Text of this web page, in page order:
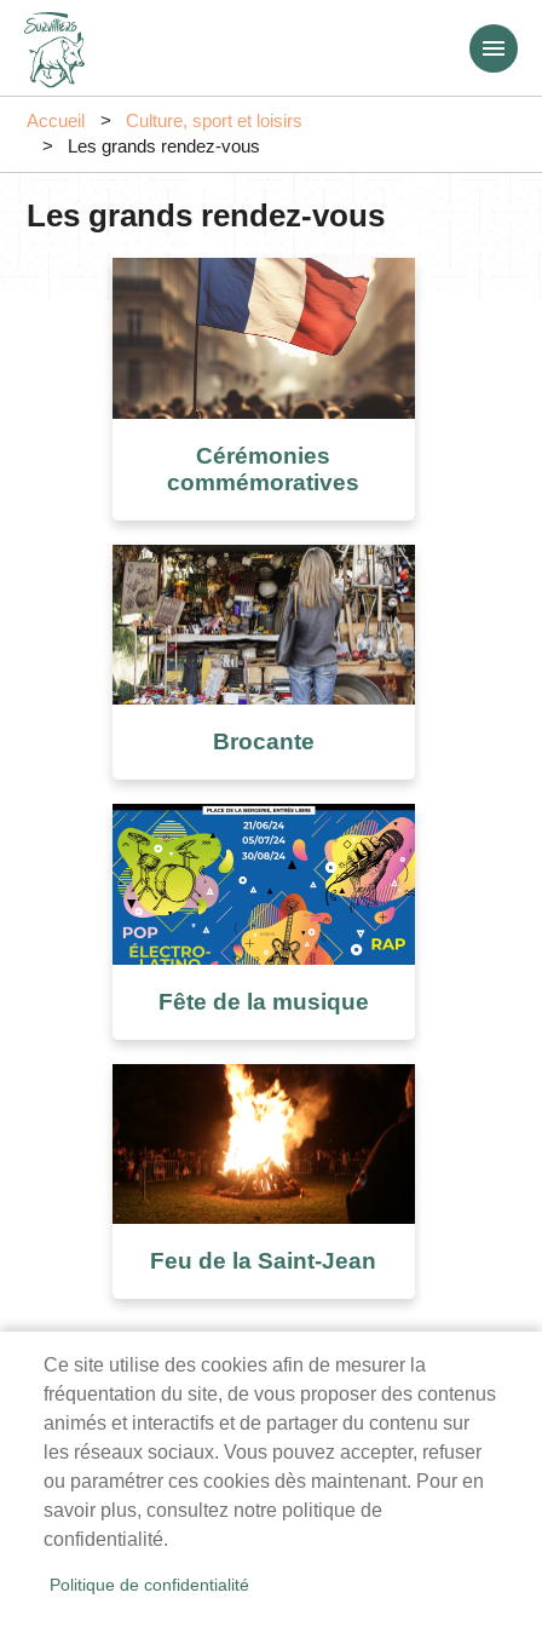
Accueil
Culture, sport et loisirs
Les grands rendez-vous
Les grands rendez-vous
Cérémonies
commémoratives
Brocante
Fête de la musique
Feu de la Saint-Jean
Ce site utilise des cookies afin de mesurer la
fréquentation du site, de vous proposer des contenus
animés et interactifs et de partager du contenu sur
les réseaux sociaux. Vous pouvez accepter, refuser
ou paramétrer ces cookies dès maintenant. Pour en
savoir plus, consultez notre politique de
confidentialité.
Politique de confidentialité
Mairie de Survilliers
3 rue de la Liberté
95470 Survilliers
Tél. 01 34 68 26 00
mercredi, samedi : 9h-12h